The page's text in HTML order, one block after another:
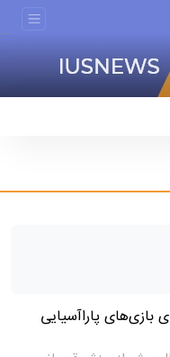
بازی‌های پاراآسیایی